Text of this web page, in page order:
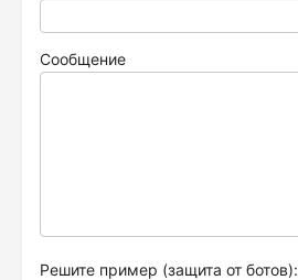
Сообщение
Решите пример (защита от ботов):